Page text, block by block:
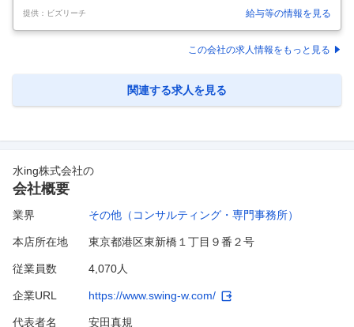
合があります ▍会社概要 SGSはスイスジュネーブに本拠を置き、全世
界115か国に2,500拠点のオフィス・ラボと100,000人を超えるプロフェ
ッショナルを擁する世界最大の試験・検査・認証会社です。145年以上
にわたる卓越したサービスの歴史とスイス企業としての矜持である精密
性・コンプライアンスを達成する為の試験/Testing・検査/Inspection・認
提供：ビズリーチ 給与等の情報を見る
この会社の求人情報をもっと見る
関連する求人を見る
水ing株式会社の
会社概要
業界 その他（コンサルティング・専門事務所）
本店所在地 東京都港区東新橋１丁目９番２号
従業員数 4,070人
企業URL https://www.swing-w.com/
代表者名 安田真規